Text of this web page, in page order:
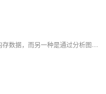
自动扫雷一般分为两种，一种是读取内存数据，而另一种是通过分析图片获得数据，并通过模拟鼠标操作，这里我用的是第二种方式。 一、准备工作 1.扫雷游戏 我是win10，没有默认的扫雷，所以去扫雷网下载 http://www.